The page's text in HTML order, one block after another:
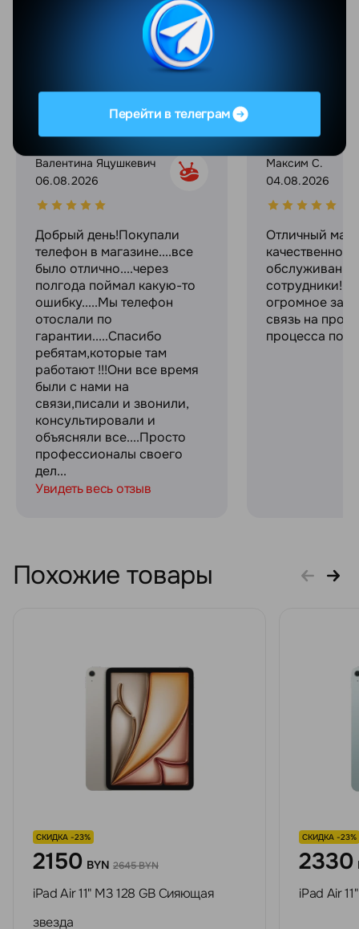
Все отзывы
YANDEX GOOGLE
Валентина Яцушкевич
06.08.2026
Добрый день!Покупали
телефон в магазине....все
было отлично....через
полгода поймал какую-то
ошибку.....Мы телефон
отослали по
гарантии.....Спасибо
ребятам,которые там
работают !!!Они все время
были с нами на
связи,писали и звонили,
консультировали и
объясняли все....Просто
профессионалы своего
дел...
Увидеть весь отзыв
Максим С.
04.08.2026
Отличный
качественное
сотрудники!
огромное за
связь на
процесса
Похожие товары
СКИДКА -23%
2150 BYN 2645 BYN
iPad Air 11" M3 128 GB Сияющая
звезда
СКИДКА -23%
2330
iPad Air
Перейти в телеграм